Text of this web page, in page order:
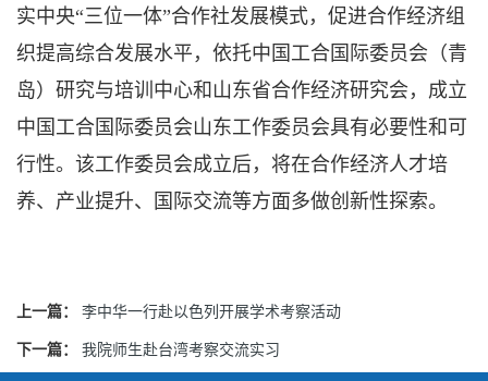
实中央“三位一体”合作社发展模式，促进合作经济组
织提高综合发展水平，依托中国工合国际委员会（青
岛）研究与培训中心和山东省合作经济研究会，成立
中国工合国际委员会山东工作委员会具有必要性和可
行性。该工作委员会成立后，将在合作经济人才培
养、产业提升、国际交流等方面多做创新性探索。
上一篇： 李中华一行赴以色列开展学术考察活动
下一篇： 我院师生赴台湾考察交流实习